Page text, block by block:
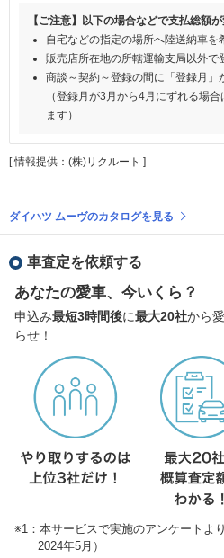
【ご注意】以下の場合などで支払総額
自宅などの指定の場所へ陸送納車を
販売店所在地の所轄運輸支局以外で
商談～契約～登録の間に「登録月」
（登録月が3月から4月にずれる場
ます）
[ 情報提供：(株)リクルート ]
ダイハツ ムーヴのカタログを見る
車査定を依頼する
あなたの愛車、今いくら？
申込み最短3時間後に最大20社から
らせ！
※1：本サービスで実施のアンケートよ
2024年5月）